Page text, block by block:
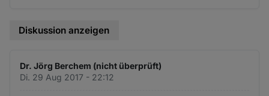
Diskussion anzeigen
Dr. Jörg Berchem (nicht überprüft)
Di. 29 Aug 2017 - 22:12